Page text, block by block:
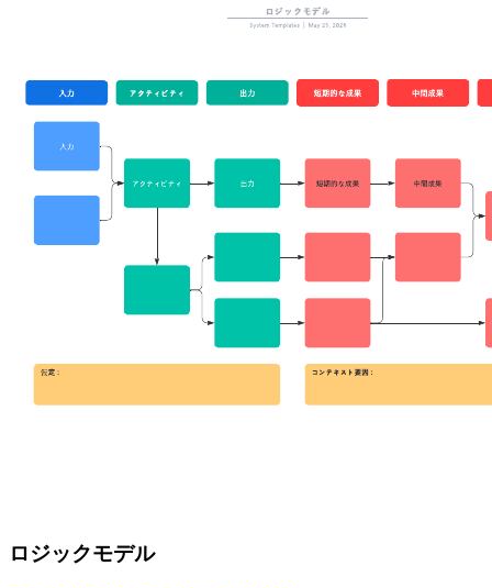
ロジックモデル